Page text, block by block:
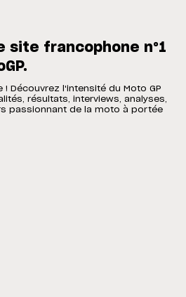
site francophone n°1
! Découvrez l'intensité du Moto GP
résultats, interviews, analyses,
passionnant de la moto à portée